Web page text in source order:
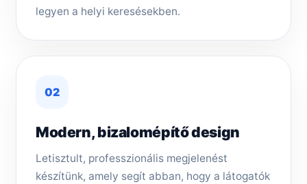
legyen a helyi keresésekben.
02
Modern, bizalomépítő design
Letisztult, professzionális megjelenést
készítünk, amely segít abban, hogy a látogatók